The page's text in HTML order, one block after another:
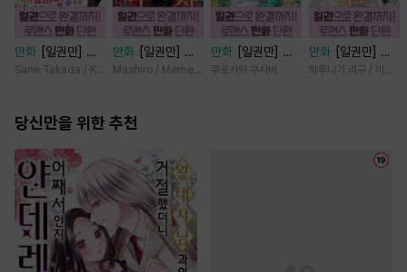
만화
[일권만] 매
료 마법에 걸린 척
사랑꾼이 되었습니
Sane Takada / Koki Fuyutsuki
만화
[일권만] 실
례지만 약혼자님,
Mashiro / Memeko
만화
[일권만] 내
게 간섭하지 않겠
쿠로카와 쿠사비
만화
[일권만] 제
약혼은 취소되었습
하루나기 리구 / 미즈메
당신만을 위한 추천